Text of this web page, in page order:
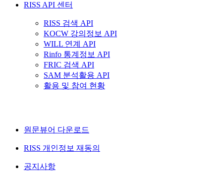
RISS API 센터
RISS 검색 API
KOCW 강의정보 API
WILL 연계 API
Rinfo 통계정보 API
FRIC 검색 API
SAM 분석활용 API
활용 및 참여 현황
원문뷰어 다운로드
RISS 개인정보 재동의
공지사항